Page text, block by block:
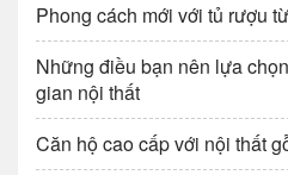
Phong cách mới với tủ rượu
Những điều bạn nên lựa
gian nội thất
Căn hộ cao cấp với nội thất